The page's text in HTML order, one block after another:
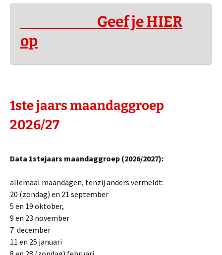
Geef je HIER
op
1ste jaarsmaandaggroep
2026/27
Data 1stejaars maandaggroep (2026/2027):
allemaal maandagen, tenzij anders vermeldt:
20 (zondag) en 21 september
5 en 19 oktober,
9 en 23 november
7 december
11 en 25 januari